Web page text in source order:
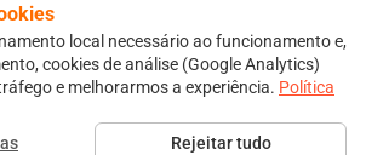
|Map data ©OpenStreetMapcontributors
área ardida estimada. Isócronas:
a 1–6 h.
local necessário ao funcionamento e,
cookies de análise (Google Analytics)
e melhorarmos a experiência. Política
Rejeitar tudo